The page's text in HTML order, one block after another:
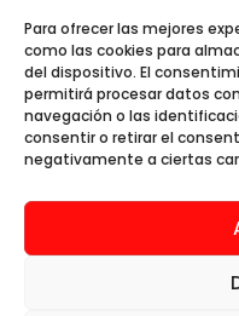
Para ofrecer las mejores
como las cookies para
del dispositivo. El
permitirá procesar datos
navegación o las
consentir o retirar el
negativamente a ciertas
Web premiada con el Premio
Aura Creativa